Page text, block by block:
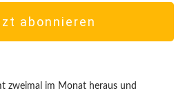
abonnieren
zweimal im Monat heraus und